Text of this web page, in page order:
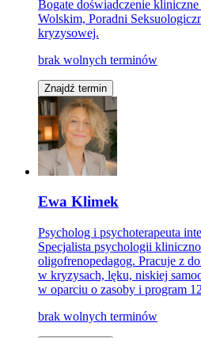
Bogate doświadczenie
Wolskim, Poradni
kryzysowej.
brak wolnych terminów
Znajdź termin
Ewa Klimek
Psycholog i psychoterapeuta
Specjalista psychologii
oligofrenopedagog. Pracuje z
w kryzysach, lęku, niskiej
w oparciu o zasoby i program
brak wolnych terminów